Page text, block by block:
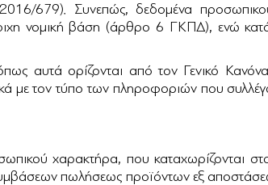
679). Συνεπώς, δεδομένα
νομική βάση (άρθρο 6 ΓΚΠΔ), ενώ
αυτά ορίζονται από τον Γενικό
με τον τύπο των πληροφοριών που
χαρακτήρα, που καταχωρίζονται στο
πωλήσεως προϊόντων εξ